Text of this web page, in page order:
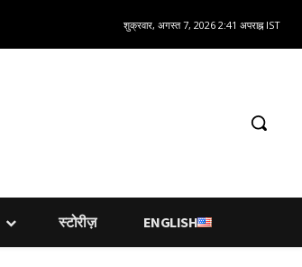
शुक्रवार, अगस्त 7, 2026 2:41 अपराह्न IST
स्टोरीज़ ENGLISH